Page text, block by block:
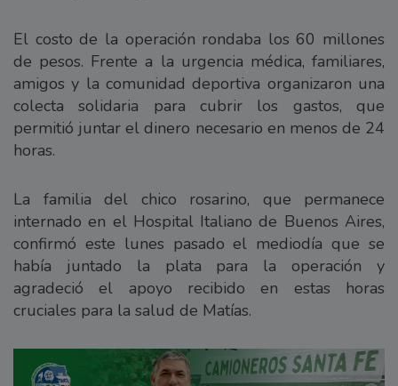
El costo de la operación rondaba los 60 millones
de pesos. Frente a la urgencia médica, familiares,
amigos y la comunidad deportiva organizaron una
colecta solidaria para cubrir los gastos, que
permitió juntar el dinero necesario en menos de 24
horas.
La familia del chico rosarino, que permanece
internado en el Hospital Italiano de Buenos Aires,
confirmó este lunes pasado el mediodía que se
había juntado la plata para la operación y
agradeció el apoyo recibido en estas horas
cruciales para la salud de Matías.